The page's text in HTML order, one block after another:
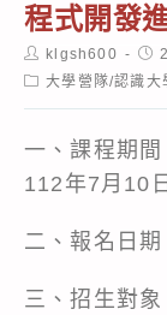
程式開發
Post
author:
klgsh600
Post大學營隊/認識大
一、課程期
112年7月10
二、報名日
三、招生對